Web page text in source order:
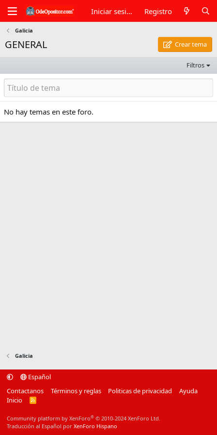
Iniciar sesión Registro
Galicia
GENERAL Crear tema
Filtros
No hay temas en este foro.
Galicia
Español
Contactanos
Términos y reglas Politicas de privacidad
Ayuda
Inicio
R
Community platform by XenForo® © 2010-2024 XenForo Ltd.
Traducción al Español por XenForo Hispano